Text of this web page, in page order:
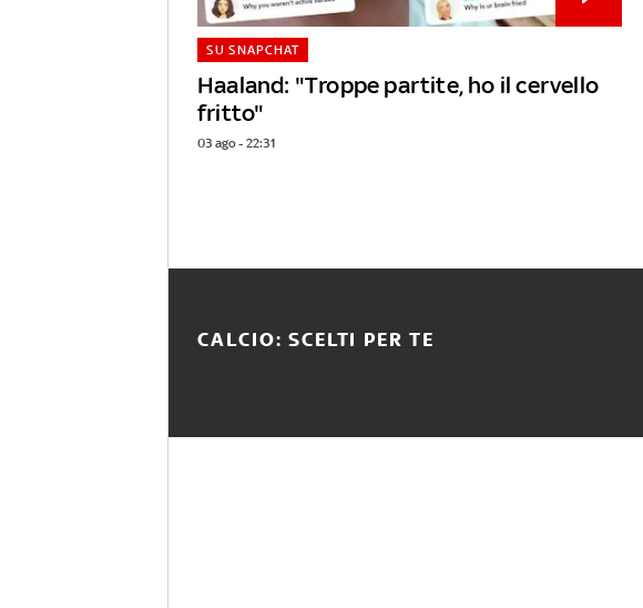
Haaland: "Troppe partite, ho il cervello
fritto"
SU SNAPCHAT
03 ago - 22:31
CALCIO: SCELTI PER TE